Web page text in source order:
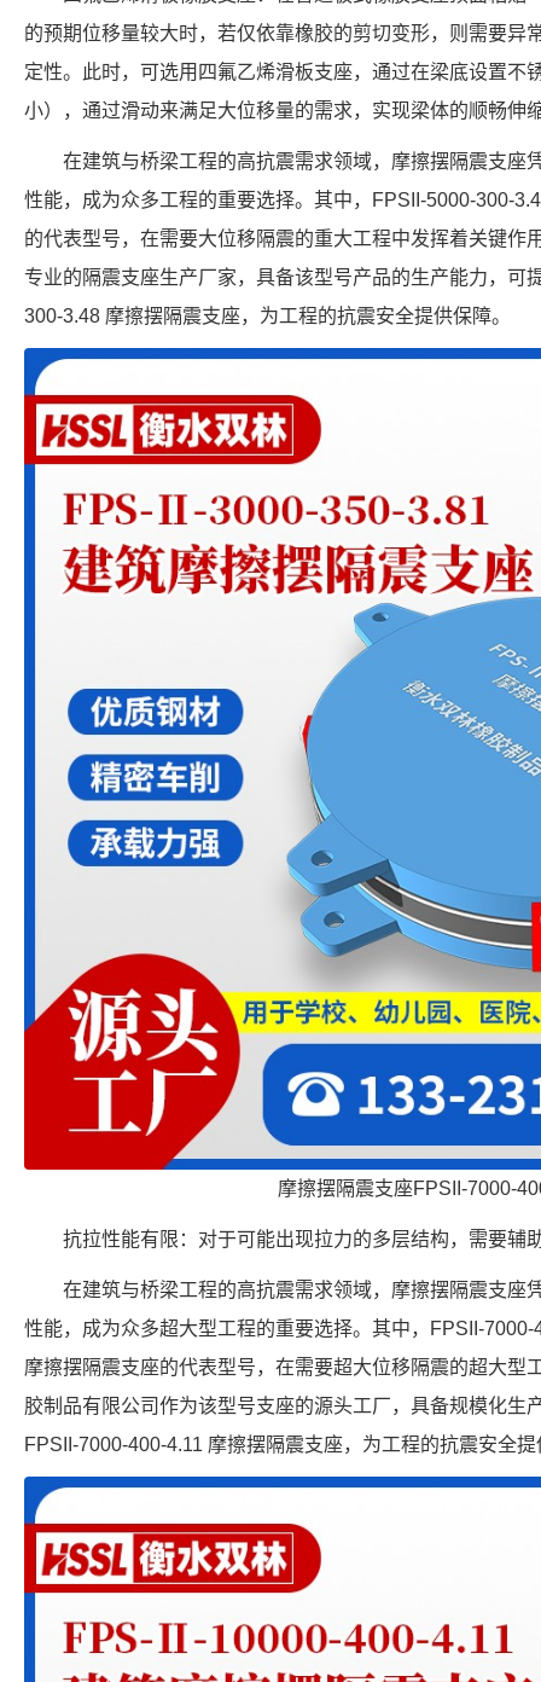
的预期位移量较大时，若仅依靠橡胶的剪切变形，则需要异
定性。此时，可选用四氟乙烯滑板支座，通过在梁底设置不
小），通过滑动来满足大位移量的需求，实现梁体的顺畅伸
在建筑与桥梁工程的高抗震需求领域，摩擦摆隔震支座
性能，成为众多工程的重要选择。其中，FPSII-5000-300-
的代表型号，在需要大位移隔震的重大工程中发挥着关键作
专业的隔震支座生产厂家，具备该型号产品的生产能力，可
300-3.48 摩擦摆隔震支座，为工程的抗震安全提供保障。
摩擦摆隔震支座FPSII-7000-
抗拉性能有限：对于可能出现拉力的多层结构，需要辅
在建筑与桥梁工程的高抗震需求领域，摩擦摆隔震支座
性能，成为众多超大型工程的重要选择。其中，FPSII-
摩擦摆隔震支座的代表型号，在需要超大位移隔震的超大型
胶制品有限公司作为该型号支座的源头工厂，具备规模化生
FPSII-7000-400-4.11 摩擦摆隔震支座，为工程的抗震安全